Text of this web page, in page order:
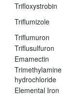
Trifloxystrobin
Triflumizole
Triflumuron
Triflusulfuron
Emamectin
Trimethylamine
hydrochloride
Elemental Iron